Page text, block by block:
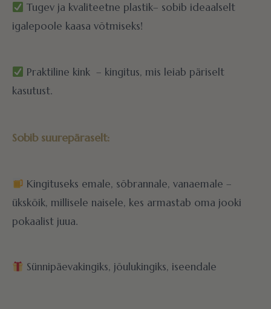
Tugev ja kvaliteetne plastik– sobib ideaalselt
igalepoole kaasa võtmiseks!
Praktiline kink – kingitus, mis leiab päriselt
kasutust.
Sobib suurepäraselt:
Kingituseks emale, sõbrannale, vanaemale –
ükskõik, millisele naisele, kes armastab oma jooki
pokaalist juua.
Sünnipäevakingiks, jõulukingiks, iseendale